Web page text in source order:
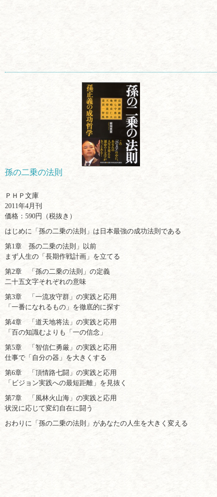
孫の二乗の法則
ＰＨＰ文庫
2011年4月刊
価格：590円（税抜き）
はじめに「孫の二乗の法則」は日本最強の成功法則である
第1章 孫の二乗の法則」以前
まず人生の「長期作戦計画」を立てる
第2章 「孫の二乗の法則」の定義
二十五文字それぞれの意味
第3章 「一流攻守群」の実践と応用
「一番になれるもの」を徹底的に探す
第4章 「道天地将法」の実践と応用
「百の知識むよりも「一の信念」
第5章 「智信仁勇厳」の実践と応用
仕事で「自分の器」を大きくする
第6章 「頂情路七闘」の実践と応用
「ビジョン実践への最短距離」を見抜く
第7章 「風林火山海」の実践と応用
状況に応じて変幻自在に闘う
おわりに「孫の二乗の法則」があなたの人生を大きく変える